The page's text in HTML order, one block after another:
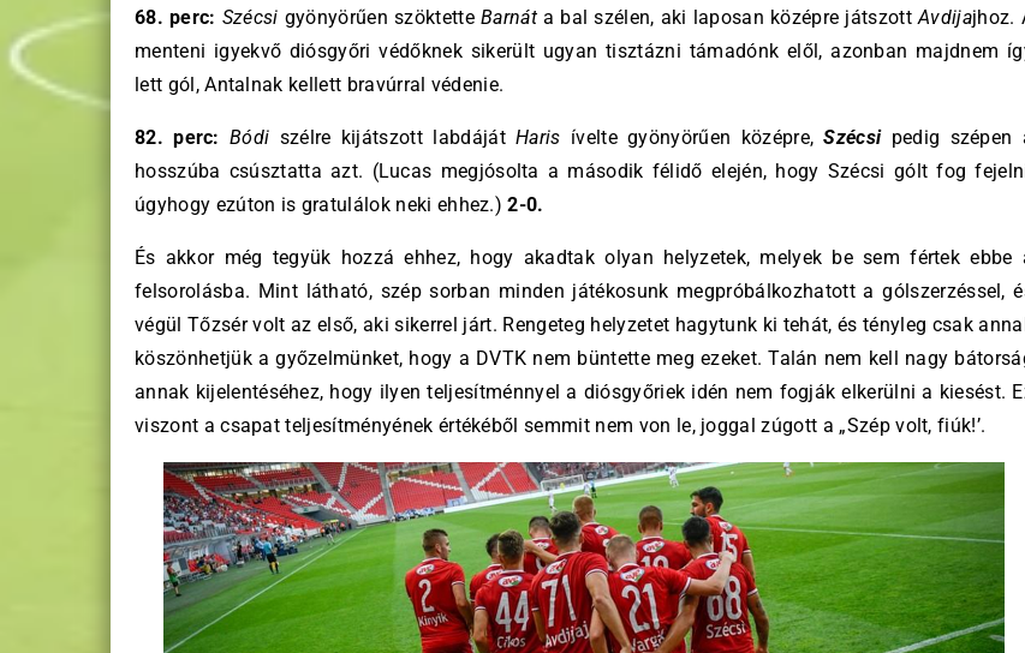
68. perc: Szécsi gyönyörűen szöktetteBarnáta bal szélen, aki laposan középre játszottAvdijajhoz.
menteni igyekvő diósgyőri védőknek sikerült ugyan tisztázni támadónk elől, azonban majdnem
lett gól, Antalnak kellett bravúrral védenie.
82. perc: Bódi szélre kijátszott labdájátHaris ívelte gyönyörűen középre,Szécsi pedig szépen
hosszúba csúsztatta azt. (Lucas megjósolta a második félidő elején, hogy Szécsi gólt fog
úgyhogy ezúton is gratulálok neki ehhez.)2-0.
És akkor még tegyük hozzá ehhez, hogy akadtak olyan helyzetek, melyek be sem fértek ebbe
felsorolásba. Mint látható, szép sorban minden játékosunk megpróbálkozhatott a gólszerzéssel,
végül Tőzsér volt az első, aki sikerrel járt. Rengeteg helyzetet hagytunk ki tehát, és tényleg csak
köszönhetjük a győzelmünket, hogy a DVTK nem büntette meg ezeket. Talán nem kell nagy
annak kijelentéséhez, hogy ilyen teljesítménnyel a diósgyőriek idén nem fogják elkerülni a kiesést.
viszont a csapat teljesítményének értékéből semmit nem von le, joggal zúgott a „Szép volt, fiúk!’.